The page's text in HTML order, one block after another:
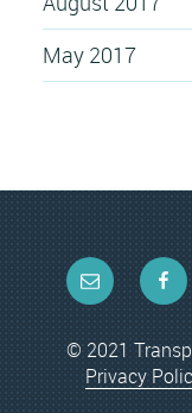
May 2017
Email
© 2021
Privacy